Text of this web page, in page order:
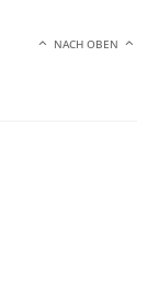
NACH OBEN